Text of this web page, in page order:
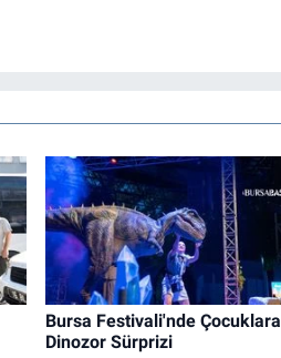
Bursa Festivali'nde Çocuklara
Dinozor Sürprizi